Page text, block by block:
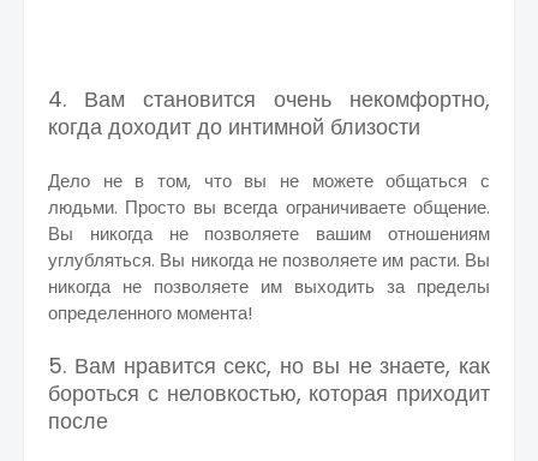
4. Вам становится очень некомфортно,
когда доходит до интимной близости
Дело не в том, что вы не можете общаться с
людьми. Просто вы всегда ограничиваете общение.
Вы никогда не позволяете вашим отношениям
углубляться. Вы никогда не позволяете им расти. Вы
никогда не позволяете им выходить за пределы
определенного момента!
5. Вам нравится секс, но вы не знаете, как
бороться с неловкостью, которая приходит
после